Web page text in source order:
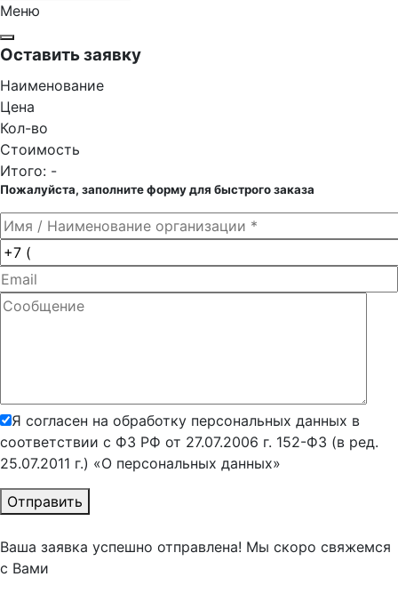
Меню
Оставить заявку
Наименование
Цена
Кол-во
Стоимость
Итого: -
Пожалуйста, заполните форму для быстрого заказа
Я согласен на обработку персональных данных в
соответствии с ФЗ РФ от 27.07.2006 г. 152-ФЗ (в ред.
25.07.2011 г.) «О персональных данных»
Отправить
Ваша заявка успешно отправлена! Мы скоро свяжемся
с Вами